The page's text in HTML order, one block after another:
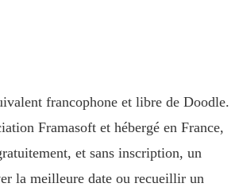
francophone et libre de Doodle.
Framasoft et hébergé en France,
et sans inscription, un
la meilleure date ou recueillir un